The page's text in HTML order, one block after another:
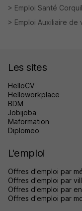
Emploi Santé
Emploi Auxiliaire de
Les sites
HelloCV
Helloworkplace
BDM
Jobijoba
Maformation
Diplomeo
L'emploi
Offres d'emploi par
Offres d'emploi par
Offres d'emploi par
Offres d'emploi par